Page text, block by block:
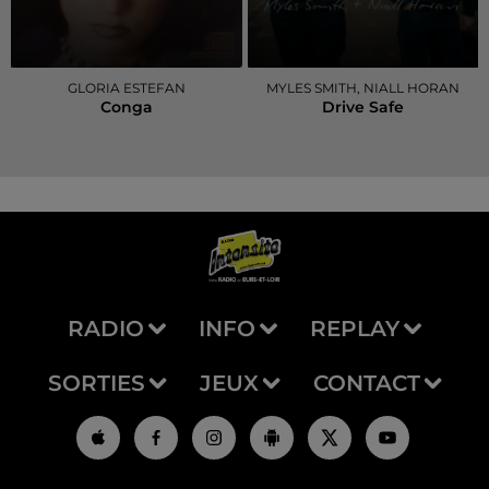
GLORIA ESTEFAN
Conga
MYLES SMITH, NIALL HORAN
Drive Safe
RADIO INFO REPLAY
SORTIES JEUX CONTACT